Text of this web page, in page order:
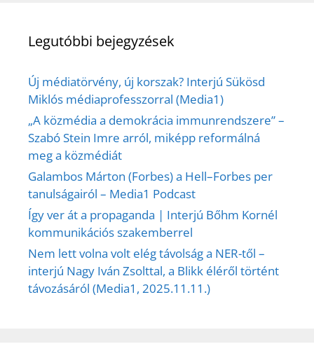
Legutóbbi bejegyzések
Új médiatörvény, új korszak? Interjú Sükösd
Miklós médiaprofesszorral (Media1)
„A közmédia a demokrácia immunrendszere” –
Szabó Stein Imre arról, miképp reformálná
meg a közmédiát
Galambos Márton (Forbes) a Hell–Forbes per
tanulságairól – Media1 Podcast
Így ver át a propaganda | Interjú Bőhm Kornél
kommunikációs szakemberrel
Nem lett volna volt elég távolság a NER-től –
interjú Nagy Iván Zsolttal, a Blikk éléről történt
távozásáról (Media1, 2025.11.11.)